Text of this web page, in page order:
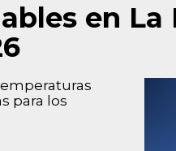
en
para los